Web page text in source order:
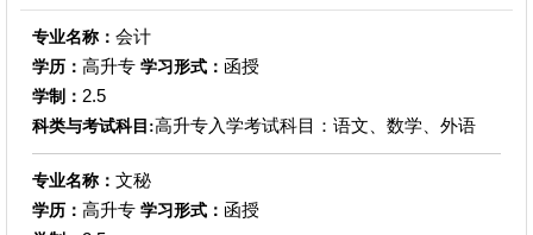
专业名称： 会计
学历： 高升专 学习形式： 函授
学制： 2.5
科类与考试科目:高升专入学考试科目：语文、数学、外语
专业名称： 文秘
学历： 高升专 学习形式： 函授